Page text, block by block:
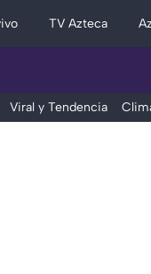
TV Azteca
Viral y Tendencia